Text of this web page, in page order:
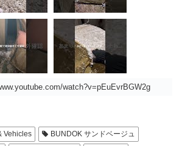
watch?v=pEuEvrBGW2g
Vehicles
BUNDOK サンドベージュ